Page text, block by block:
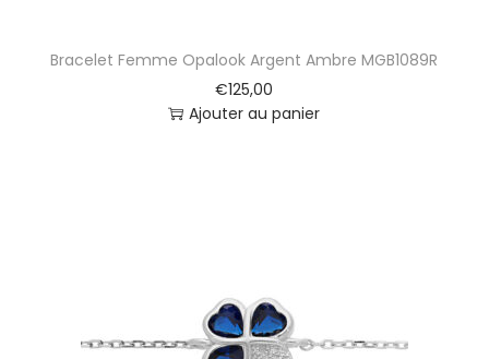
Bracelet Femme Opalook Argent Ambre MGB1089R
€125,00
Ajouter au panier